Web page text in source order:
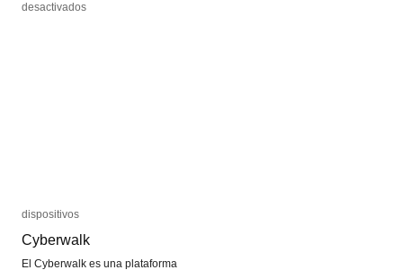
desactivadosen
desactivadosen
dispositivos
Cyberwalk
El Cyberwalk es una plataforma
dispositivos
Cyberwalk